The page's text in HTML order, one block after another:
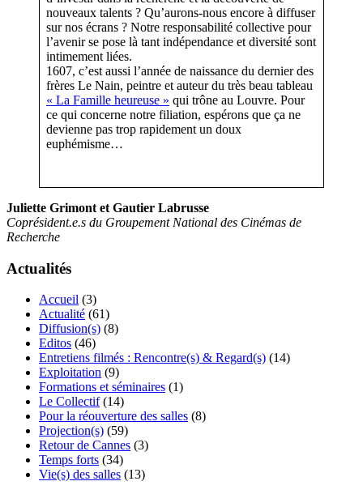
nouveaux talents ? Qu’aurons-nous encore à diffuser
sur nos écrans ? Notre responsabilité collective pour
l’avenir se pose là tant indépendance et diversité sont
intimement liées.
1607, c’est aussi l’année de naissance du dernier des
frères Le Nain, peintre et auteur du très beau tableau
« La Famille heureuse » qui trône au Louvre. Pour
ce qui concerne notre filiation, espérons que ça ne
devienne pas trop rapidement un doux
euphémisme…
Juliette Grimont et Gautier Labrusse
Coprésident.e.s du Groupement National des Cinémas de
Recherche
Actualités
Accueil (3)
Actualité (61)
Diffusion(s) (8)
Editos (46)
Entretiens filmés : Rencontre(s) & Regard(s) (14)
Exploitation (9)
Formations et séminaires (1)
Le Collectif(14)
Pour la réouverture des salles (8)
Projection(s) (59)
Retour de Cannes (3)
Temps forts (34)
Vie(s) des salles (13)